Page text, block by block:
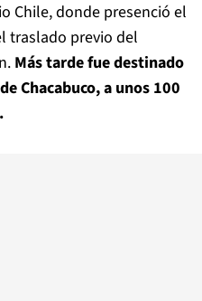
Chile, donde presenció el
traslado previo del
Más tarde fue destinado
Chacabuco, a unos 100